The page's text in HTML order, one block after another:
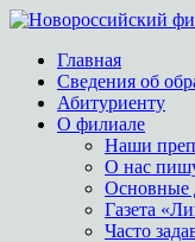
Главная
Сведения об
Абитуриенту
О филиале
Наши
О нас
Основные
Газета
Часто